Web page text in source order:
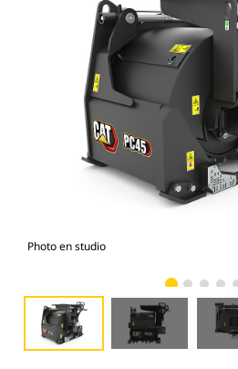
Photo en studio